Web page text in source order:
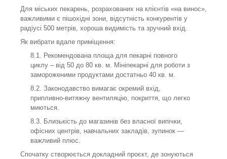
Для міських пекарень, розрахованих на клієнтів «на винос»,
важливими є пішохідні зони, відсутність конкурентів у
радіусі 500 метрів, хороша видимість та зручний вхід.
Як вибрати вдале приміщення:
Рекомендована площа для пекарні повного
циклу – від 50 до 80 кв. м. Мініпекарні для роботи з
замороженими продуктами достатньо 40 кв. м.
Законодавство вимагає окремий вхід,
припливно-витяжну вентиляцію, покриття, що легко
миються.
Близькість до магазинів без власної випічки,
офісних центрів, навчальних закладів, зупинок —
важливий плюс.
Спочатку створюється докладний проєкт, де зонуються